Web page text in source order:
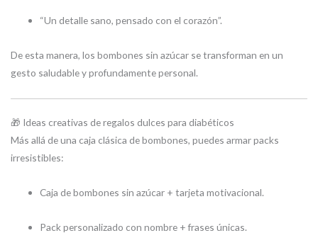
“Un detalle sano, pensado con el corazón”.
De esta manera, los bombones sin azúcar se transforman en un
gesto saludable y profundamente personal.
🎁 Ideas creativas de regalos dulces para diabéticos
Más allá de una caja clásica de bombones, puedes armar packs
irresistibles:
Caja de bombones sin azúcar + tarjeta motivacional.
Pack personalizado con nombre + frases únicas.